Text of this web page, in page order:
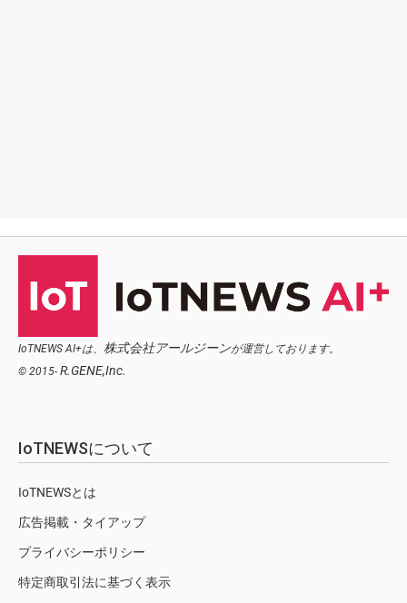
IoTNEWS AI+は、 株式会社アールジーンが運営しております。
© 2015- R.GENE,Inc.
IoTNEWSについて
IoTNEWSとは
広告掲載・タイアップ
プライバシーポリシー
特定商取引法に基づく表示